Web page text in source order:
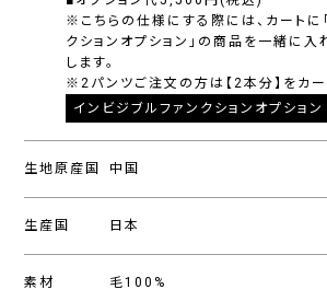
※こちらの仕様にする際には、カートに
クションオプション」の商品を一緒に
します。
※2パンツご注文の方は【2本分】をカー
インビジブルファンクションオプション
生地原産国 中国
生産国 日本
素材 毛100%